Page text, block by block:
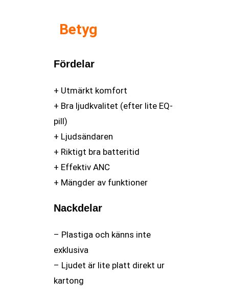
Betyg
Fördelar
+ Utmärkt komfort
+ Bra ljudkvalitet (efter lite EQ-
pill)
+ Ljudsändaren
+ Riktigt bra batteritid
+ Effektiv ANC
+ Mängder av funktioner
Nackdelar
– Plastiga och känns inte
exklusiva
– Ljudet är lite platt direkt ur
kartong